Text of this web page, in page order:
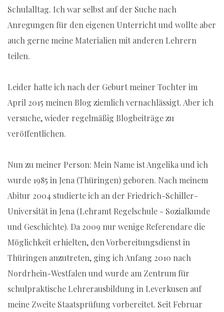
Schulalltag. Ich war selbst auf der Suche nach
Anregungen für den eigenen Unterricht und wollte aber
auch gerne meine Materialien mit anderen Lehrern
teilen.
Leider hatte ich nach der Geburt meiner Tochter im
April 2015 meinen Blog ziemlich vernachlässigt. Aber ich
versuche, wieder regelmäßig Blogbeiträge zu
veröffentlichen.
Nun zu meiner Person: Mein Name ist Angelika und ich
wurde 1985 in Jena (Thüringen) geboren. Nach meinem
Abitur 2004 studierte ich an der Friedrich-Schiller-
Universität in Jena (Lehramt Regelschule - Sozialkunde
und Geschichte). Da 2009 nur wenige Referendare die
Möglichkeit erhielten, den Vorbereitungsdienst in
Thüringen anzutreten, ging ich Anfang 2010 nach
Nordrhein-Westfalen und wurde am Zentrum für
schulpraktische Lehrerausbildung in Leverkusen auf
meine Zweite Staatsprüfung vorbereitet. Seit Februar